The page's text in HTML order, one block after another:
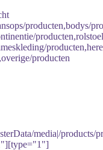
producten,bodys/
producten
media|/products/